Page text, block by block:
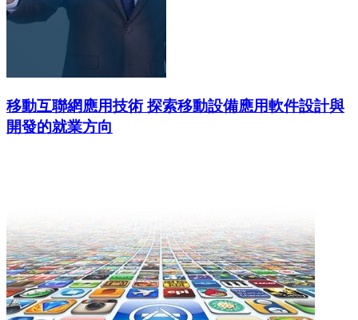
移動互聯網應用技術 探索移動設備應用軟件設計與
開發的就業方向